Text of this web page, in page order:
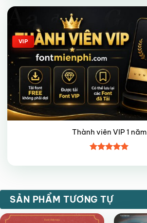
Giảm giá!
VIP
Thành viên VIP 1 năm
hạng55
SẢN PHẨM TƯƠNG TỰ
VIP